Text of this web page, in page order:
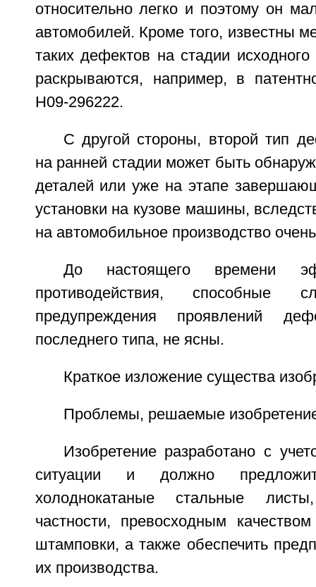
относительно легко и поэтому он
автомобилей. Кроме того, известны
таких дефектов на стадии
раскрываются, например, в
H09-296222.
С другой стороны, второй тип
на ранней стадии может быть
деталей или уже на этапе
установки на кузове машины,
на автомобильное производство
До настоящего времени
противодействия, способные
предупреждения проявлений
последнего типа, не ясны.
Краткое изложение существа
Проблемы, решаемые
Изобретение разработано с
ситуации и должно
холоднокатаные стальные
частности, превосходным
штамповки, а также обеспечить
их производства.